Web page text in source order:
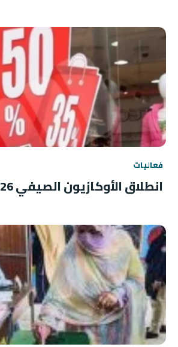
فعاليات
انطلاق الأوكازيون الصيفي 2026 في مصر